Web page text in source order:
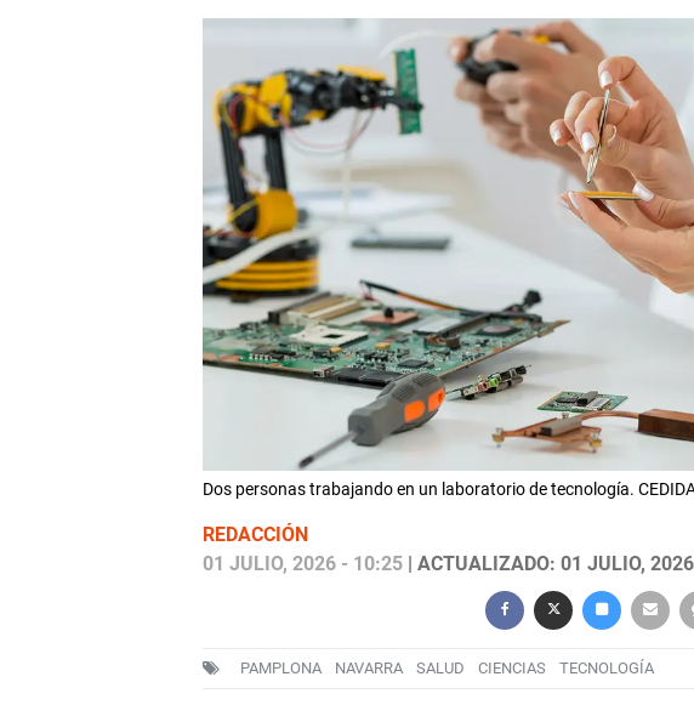
Dos personas trabajando en un laboratorio de tecnología.
REDACCIÓN
01 JULIO, 2026 - 10:25| ACTUALIZADO: 01 JULIO,
PAMPLONA NAVARRA SALUD CIENCIAS TECNOLOGÍA